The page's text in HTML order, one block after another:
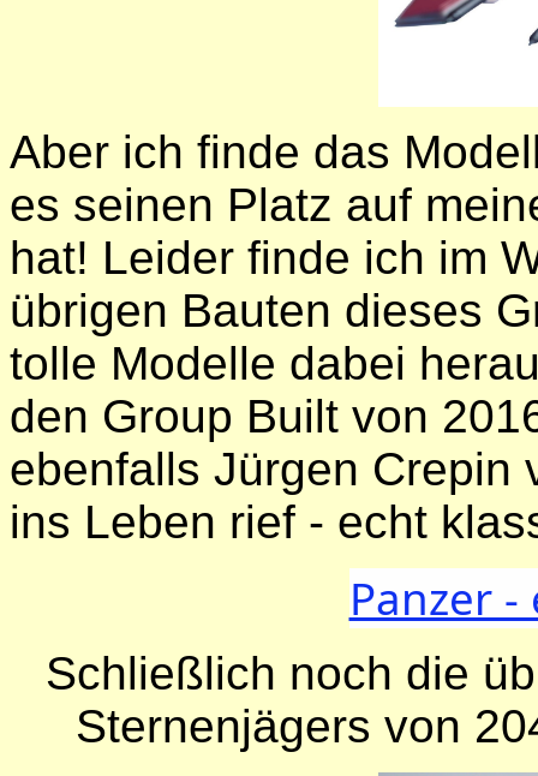
Aber ich finde das
es seinen Platz auf
hat! Leider finde ich im
übrigen Bauten dieses
tolle Modelle dabei
den Group Built von
ebenfalls Jürgen Crepin
ins Leben rief - echt
Panzer
Schließlich noch die
Sternenjägers von